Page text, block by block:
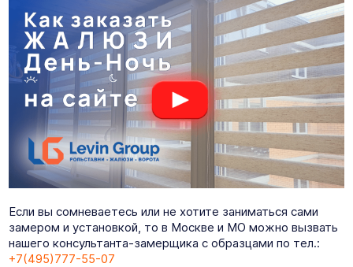
Если вы сомневаетесь или не хотите заниматься сами
замером и установкой, то в Москве и МО можно вызвать
нашего консультанта-замерщика с образцами по тел.:
+7(495)777-55-07